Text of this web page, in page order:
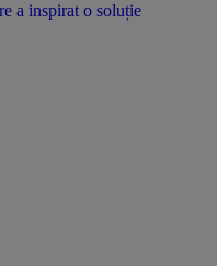
a inspirat o soluție